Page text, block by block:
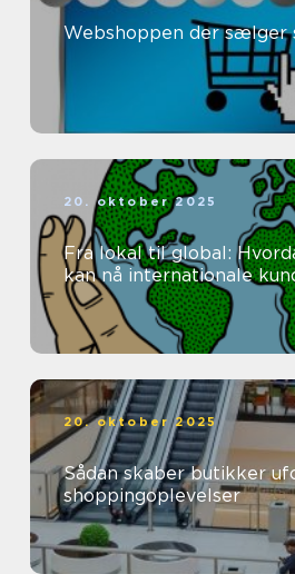
Webshoppen der sælger
20. oktober 2025
Fra lokal til global:
kan nå internationale
20. oktober 2025
Sådan skaber butikker
shoppingoplevelser